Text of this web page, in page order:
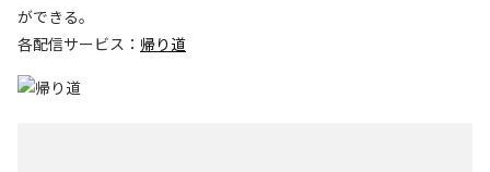
ができる。
各配信サービス： 帰り道